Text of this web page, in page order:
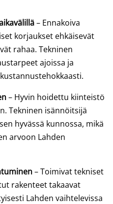
– Ennakoiva
korjaukset ehkäisevät
rahaa. Tekninen
ajoissa ja
– Hyvin hoidettu kiinteistö
Tekninen isännöitsijä
hyvässä kunnossa, mikä
arvoon Lahden
– Toimivat tekniset
rakenteet takaavat
Lahden vaihtelevissa